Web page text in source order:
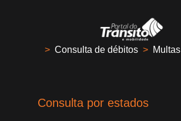
> Consulta de débitos > Multas
Consulta por estados